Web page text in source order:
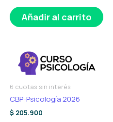
Añadir al carrito
6 cuotas sin interés
CBP-Psicología 2026
$ 205.900